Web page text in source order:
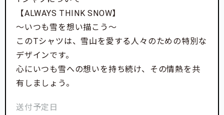
【ALWAYS THINK SNOW】
～いつも雪を想い描こう～
このTシャツは、雪山を愛する人々のための特別な
デザインです。
心にいつも雪への想いを持ち続け、その情熱を共
有しましょう。
送付予定日